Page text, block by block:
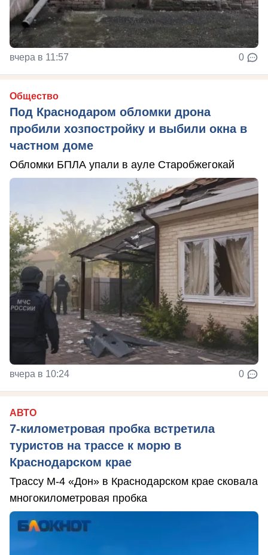
вчера в 11:57 0
Общество
Под Краснодаром обломки дрона
пробили хозпостройку и выбили окна в
частном доме
Обломки БПЛА упали в ауле Старобжегокай
вчера в 10:24 0
АВТО
7-километровая пробка встретила
туристов на трассе к морю в
Краснодарском крае
Трассу М-4 «Дон» в Краснодарском крае сковала
многокилометровая пробка